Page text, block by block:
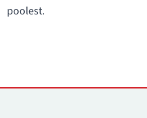
poolest.